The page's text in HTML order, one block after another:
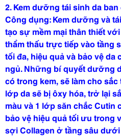
2.Kem dưỡng tái sinh da ban
Công dụng: Kem dưỡng và
tạo sự mềm mại thân thiết
thẩm thấu trực tiếp vào tầng
tối đa, hiệu quả và bảo vệ da
ngủ. Những bí quyết dưỡng
có trong kem, sẽ làm cho
lớp da sẽ bị ôxy hóa, trở lại
màu và 1 lớp săn chắc Cutin
bảo vệ hiệu quả tối ưu trong
sợi Collagen ở tầng sâu dưới